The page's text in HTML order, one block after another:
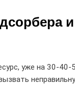
уже на 30-40-